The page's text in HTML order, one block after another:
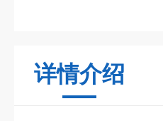
详情介绍